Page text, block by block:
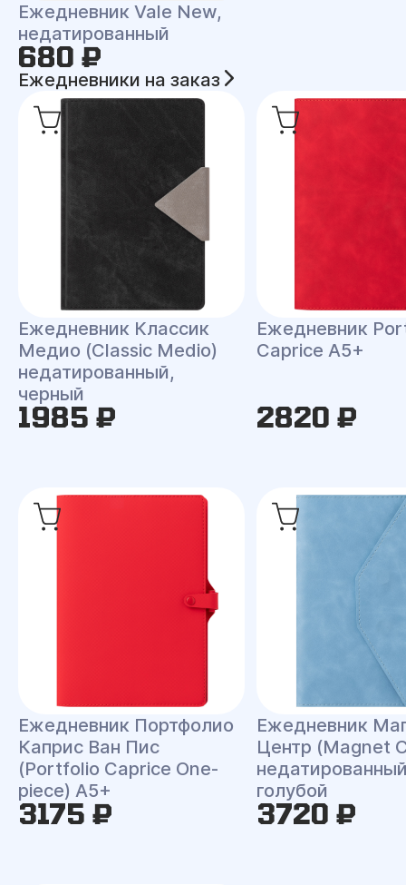
Ежедневник Vale New,
недатированный
680 ₽
Ежедневники на заказ
Ежедневник Классик
Медио (Classic Medio)
недатированный,
черный
1985 ₽
Ежедневник
Caprice A5+
2820 ₽
Ежедневник Портфолио
Каприс Ван Пис
(Portfolio Caprice One-
piece) A5+
3175 ₽
Ежедневник
Центр (Magnet
голубой
3720 ₽